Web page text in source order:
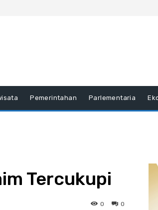
Pemerintahan Parlementaria
Tercukupi
0
0